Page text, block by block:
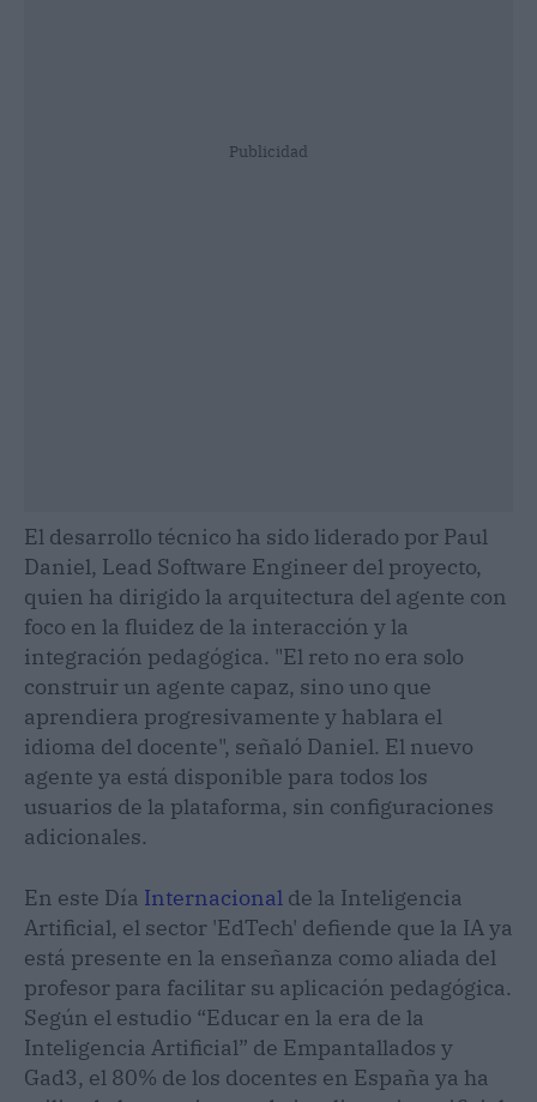
Publicidad
El desarrollo técnico ha sido liderado por Paul
Daniel, Lead Software Engineer del proyecto,
quien ha dirigido la arquitectura del agente con
foco en la fluidez de la interacción y la
integración pedagógica. "El reto no era solo
construir un agente capaz, sino uno que
aprendiera progresivamente y hablara el
idioma del docente", señaló Daniel. El nuevo
agente ya está disponible para todos los
usuarios de la plataforma, sin configuraciones
adicionales.
En este Día Internacional de la Inteligencia
Artificial, el sector 'EdTech' defiende que la IA ya
está presente en la enseñanza como aliada del
profesor para facilitar su aplicación pedagógica.
Según el estudio “Educar en la era de la
Inteligencia Artificial” de Empantallados y
Gad3, el 80% de los docentes en España ya ha